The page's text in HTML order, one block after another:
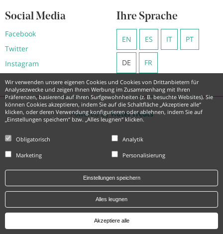
Wir verwenden unsere eigenen Cookies und Cookies von Drittanbietern für
Analysezwecke und zeigen Ihnen Werbung im Zusammenhang mit Ihren
Präferenzen, basierend auf Ihren Surfgewohnheiten (z. B. besuchte Websites). Sie
können Cookies akzeptieren, indem Sie auf die Schaltfläche „Akzeptiere alle“
klicken, oder deren Verwendung konfigurieren oder ablehnen, indem Sie auf
„Einstellungen speichern“ bzw. „Alles leugnen“ klicken.
Obligatorisch Analytik
Marketing Personalisierung
Einstellungen speichern
Alles leugnen
Akzeptiere alle
Social Media
Facebook
Twitter
Instagram
Ihre Sprache
EN ES IT PT
DE FR
Powered byHotel Treats